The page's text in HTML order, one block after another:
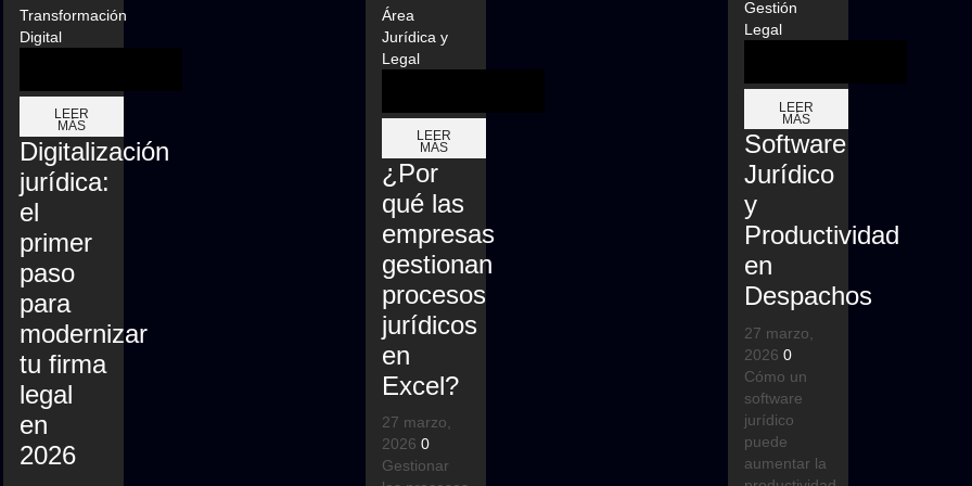
Transformación
Digital
LEER
MÁS
Digitalización
jurídica:
el
primer
paso
para
modernizar
tu firma
legal
en
2026
Área
Jurídica y
Legal
LEER
MÁS
¿Por
qué las
empresas
gestionan
procesos
jurídicos
en
Excel?
27 marzo,
2026 0
Gestionar
Gestión
Legal
LEER
MÁS
Software
Jurídico
y
Productividad
en
Despachos
27 marzo,
2026 0
Cómo un
software
jurídico
puede
aumentar la